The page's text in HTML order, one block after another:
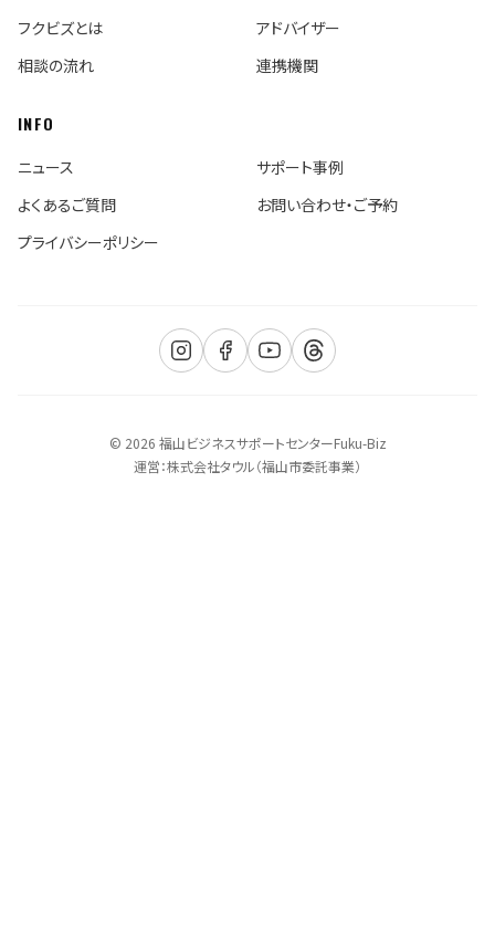
フクビズとは
アドバイザー
相談の流れ
連携機関
INFO
ニュース
サポート事例
よくあるご質問
お問い合わせ・ご予約
プライバシーポリシー
© 2026 福山ビジネスサポートセンターFuku-Biz
運営：株式会社タウル（福山市委託事業）